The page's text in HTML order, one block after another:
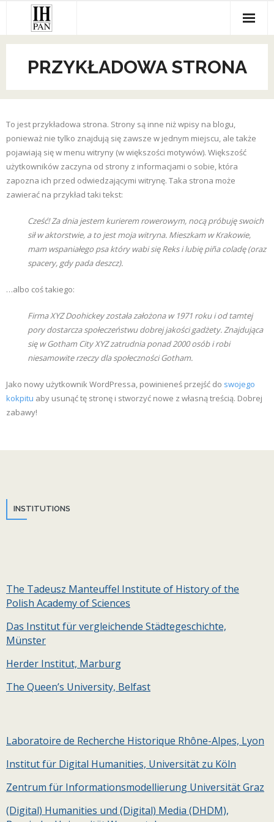
content
PRZYKŁADOWA STRONA
To jest przykładowa strona. Strony są inne niż wpisy na blogu,
ponieważ nie tylko znajdują się zawsze w jednym miejscu, ale także
pojawiają się w menu witryny (w większości motywów). Większość
użytkowników zaczyna od strony z informacjami o sobie, która
zapozna ich przed odwiedzającymi witrynę. Taka strona może
zawierać na przykład taki tekst:
Cześć! Za dnia jestem kurierem rowerowym, nocą próbuję swoich
sił w aktorstwie, a to jest moja witryna. Mieszkam w Krakowie,
mam wspaniałego psa który wabi się Reks i lubię piña coladę (oraz
spacery, gdy pada deszcz).
…albo coś takiego:
Firma XYZ Doohickey została założona w 1971 roku i od tamtej
pory dostarcza społeczeństwu dobrej jakości gadżety. Znajdująca
się w Gotham City XYZ zatrudnia ponad 2000 osób i robi
niesamowite rzeczy dla społeczności Gotham.
Jako nowy użytkownik WordPressa, powinieneś przejść do swojego
kokpitu aby usunąć tę stronę i stworzyć nowe z własną treścią. Dobrej
zabawy!
INSTITUTIONS
The Tadeusz Manteuffel Institute of History of the
Polish Academy of Sciences
Das Institut für vergleichende Städtegeschichte,
Münster
Herder Institut, Marburg
The Queen’s University, Belfast
Laboratoire de Recherche Historique Rhône-Alpes, Lyon
Institut für Digital Humanities, Universität zu Köln
Zentrum für Informationsmodellierung Universität Graz
(Digital) Humanities und (Digital) Media (DHDM),